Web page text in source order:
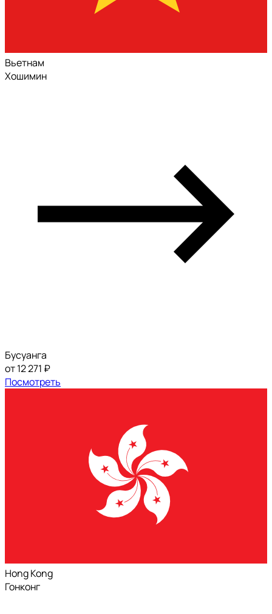
Вьетнам
Хошимин
Бусуанга
от 12 271 ₽
Посмотреть
Hong Kong
Гонконг